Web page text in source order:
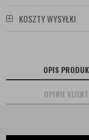
KOSZTY WYSYŁKI
OPIS
OPINIE